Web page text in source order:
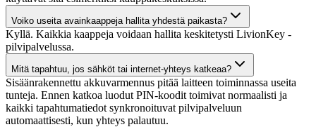
Voiko useita avainkaappeja hallita yhdestä paikasta?
Kyllä. Kaikkia kaappeja voidaan hallita keskitetysti LivionKey -
pilvipalvelussa.
Mitä tapahtuu, jos sähköt tai internet-yhteys katkeaa?
Sisäänrakennettu akkuvarmennus pitää laitteen toiminnassa useita
tunteja. Ennen katkoa luodut PIN-koodit toimivat normaalisti ja
kaikki tapahtumatiedot synkronoituvat pilvipalveluun
automaattisesti, kun yhteys palautuu.